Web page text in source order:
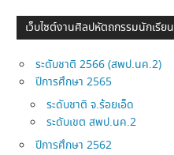
เว็บไซต์งานศิลปหัตถกรรมนักเรียน
ระดับชาติ 2566 (สพป.นค.2)
ปีการศึกษา 2565
ระดับชาติ จ.ร้อยเอ็ด
ระดับเขต สพป.นค.2
ปีการศึกษา 2562